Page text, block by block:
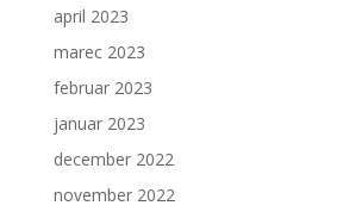
april 2023
marec 2023
februar 2023
januar 2023
december 2022
november 2022